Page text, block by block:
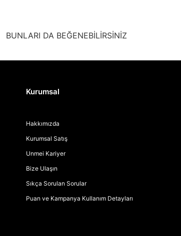
BUNLARI DA BEĞENEBİLİRSİNİZ
Kurumsal
Hakkımızda
Kurumsal Satış
Unmei Kariyer
Bize Ulaşın
Sıkça Sorulan Sorular
Puan ve Kampanya Kullanım Detayları